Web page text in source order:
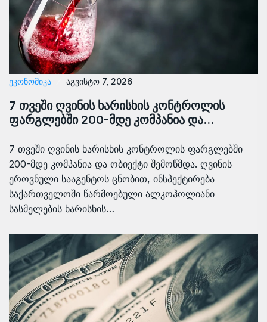
ᲔᲙᲝᲜᲝᲛᲘᲙᲐ აგვისტო 7, 2026
7 თვეში ღვინის ხარისხის კონტროლის
ფარგლებში 200-მდე კომპანია და…
7 თვეში ღვინის ხარისხის კონტროლის ფარგლებში
200-მდე კომპანია და ობიექტი შემოწმდა. ღვინის
ეროვნული სააგენტოს ცნობით, ინსპექტირება
საქართველოში წარმოებული ალკოჰოლიანი
სასმელების ხარისხის…